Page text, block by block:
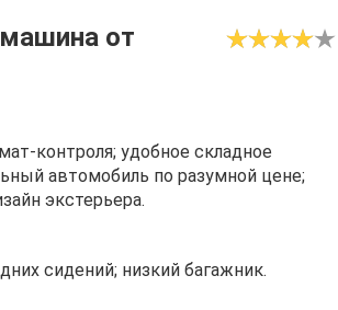
от
контроля; удобное складное
автомобиль по разумной цене;
экстерьера.
сидений; низкий багажник.